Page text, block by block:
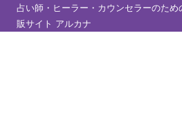
ツにスキップ
占い師・ヒーラー・カウンセラーのた
販サイト アルカナ